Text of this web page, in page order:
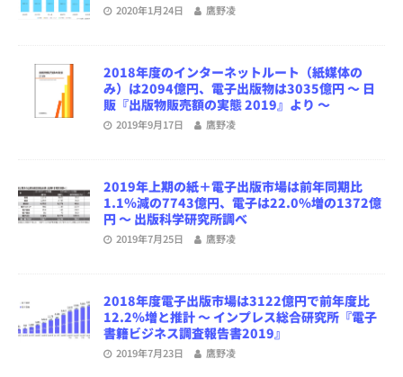
2020年1月24日 鷹野凌
2018年度のインターネットルート（紙媒体の
み）は2094億円、電子出版物は3035億円 ～ 日
販『出版物販売額の実態 2019』より ～
2019年9月17日 鷹野凌
2019年上期の紙＋電子出版市場は前年同期比
1.1％減の7743億円、電子は22.0％増の1372億
円 ～ 出版科学研究所調べ
2019年7月25日 鷹野凌
2018年度電子出版市場は3122億円で前年度比
12.2％増と推計 ～ インプレス総合研究所『電子
書籍ビジネス調査報告書2019』
2019年7月23日 鷹野凌